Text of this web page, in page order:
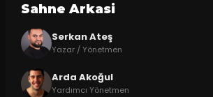
Sahne Arkasi
Serkan Ateş
Yazar / Yönetmen
Arda Akoğul
Yardımcı Yönetmen